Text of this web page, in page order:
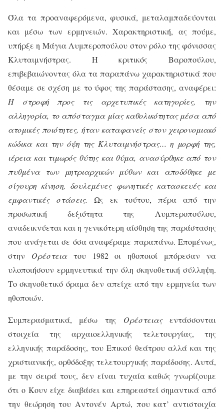
Όλα τα προαναφερόμενα, φυσικά, μεταλαμπαδεύονται
και μέσω των ερμηνειών. Χαρακτηριστική, ας πούμε,
υπήρξε η Μάγια Λυμπεροπούλου στον ρόλο της φόνισσας
Κλυταιμνήστρας. Η κριτικός Βαροπούλου,
επιβεβαιώνοντας όλα τα παραπάνω χαρακτηριστικά που
θέσαμε σε σχέση με το ύφος της παράστασης, αναφέρει:
Η στροφή προς τις αρχετυπικές κατηγορίες, την
αλληγορία, το απόσταγμα μίας καθολικότητας μέσα από
ατομικές ποιότητες, ήταν καταφανείς στον χειρονομιακό
κώδικα και την όψη της Κλυταιμνήστρας… η μορφή της,
ιέρεια και τιμωρός θύτης και θύμα, ανασύρθηκε από τον
πυθμένα των μητριαρχικών μύθων και αποδόθηκε με
σίγουρη κίνηση, δουλεμένες φωνητικές κατασκευές και
εμφαντικές στάσεις. Ως εκ τούτου, πέρα από την
προσωπική δεξιότητα της Λυμπεροπούλου,
αναδεικνύεται και η γενικότερη αίσθηση της παράστασης
που ανάγεται σε όσα αναφέραμε παραπάνω. Επομένως,
στην Ορέστειατου 1982 οι ηθοποιοί μπόρεσαν να
υλοποιήσουν ερμηνευτικά την όλη σκηνοθετική σύλληψη.
Το σκηνοθετικό όραμα δεν απείχε από την ερμηνεία των
ηθοποιών.
Συμπερασματικά, μέσω της Ορέστειαςεντάσσονται
στοιχεία της αρχαιοελληνικής τελετουργίας, της
ελληνικής παράδοσης, του Επικού θεάτρου αλλά και της
χριστιανικής, ορθόδοξης τελετουργικής παράδοσης. Αυτά,
με την σειρά τους, δεν είναι τυχαία καθώς γνωρίζουμε
ότι ο Κουν είχε διαβάσει και επηρεαστεί σημαντικά από
την θεώρηση του Αντονέν Αρτώ, που κατ’ αντιστοιχία